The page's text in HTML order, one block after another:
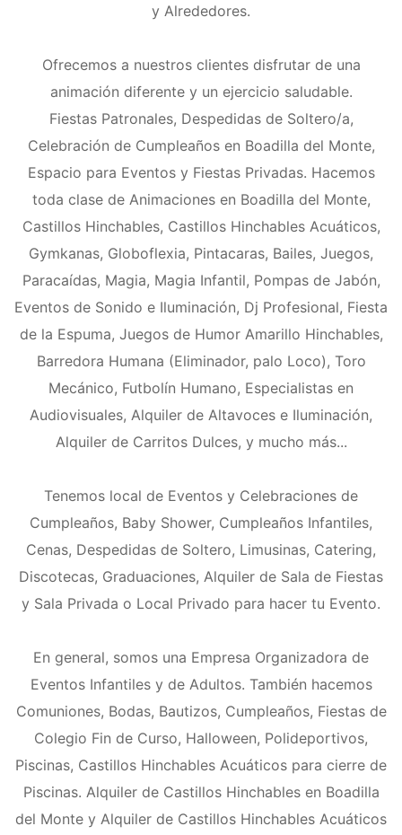
y Alrededores.
Ofrecemos a nuestros clientes disfrutar de una
animación diferente y un ejercicio saludable.
Fiestas Patronales, Despedidas de Soltero/a,
Celebración de Cumpleaños en Boadilla del Monte,
Espacio para Eventos y Fiestas Privadas. Hacemos
toda clase de Animaciones en Boadilla del Monte,
Castillos Hinchables, Castillos Hinchables Acuáticos,
Gymkanas, Globoflexia, Pintacaras, Bailes, Juegos,
Paracaídas, Magia, Magia Infantil, Pompas de Jabón,
Eventos de Sonido e Iluminación, Dj Profesional, Fiesta
de la Espuma, Juegos de Humor Amarillo Hinchables,
Barredora Humana (Eliminador, palo Loco), Toro
Mecánico, Futbolín Humano, Especialistas en
Audiovisuales, Alquiler de Altavoces e Iluminación,
Alquiler de Carritos Dulces, y mucho más...
Tenemos local de Eventos y Celebraciones de
Cumpleaños, Baby Shower, Cumpleaños Infantiles,
Cenas, Despedidas de Soltero, Limusinas, Catering,
Discotecas, Graduaciones, Alquiler de Sala de Fiestas
y Sala Privada o Local Privado para hacer tu Evento.
En general, somos una Empresa Organizadora de
Eventos Infantiles y de Adultos. También hacemos
Comuniones, Bodas, Bautizos, Cumpleaños, Fiestas de
Colegio Fin de Curso, Halloween, Polideportivos,
Piscinas, Castillos Hinchables Acuáticos para cierre de
Piscinas. Alquiler de Castillos Hinchables en Boadilla
del Monte y Alquiler de Castillos Hinchables Acuáticos